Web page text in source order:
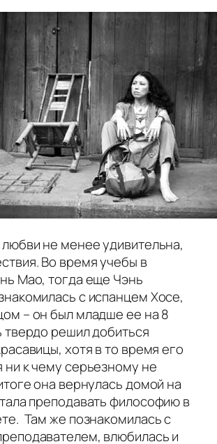
не менее удивительна,
Во время учебы в
Мао, тогда еще Чэнь
с испанцем Хосе,
– он был младше ее на 8
твердо решил добиться
хотя в то время его
ни к чему серьезному не
она вернулась домой на
преподавать философию в
Там же познакомилась с
влюбилась и